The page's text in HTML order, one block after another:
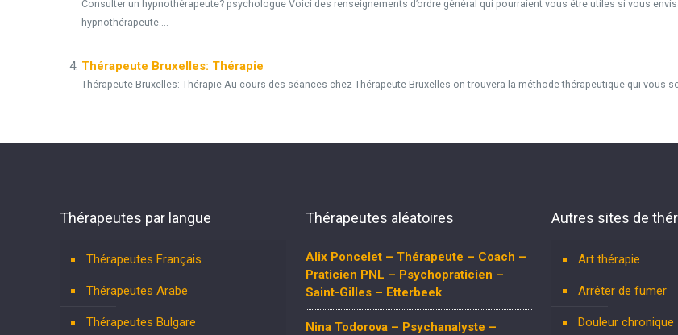
Consulter un hypnothérapeute? psychologue Voici des renseignements d’ordre général qui pourraient vous être utiles si vous
hypnothérapeute....
Thérapeute Bruxelles: Thérapie
Thérapeute Bruxelles: Thérapie Au cours des séances chez Thérapeute Bruxelles on trouvera la méthode thérapeutique qui vous
Thérapeutes par langue
Thérapeutes Français
Thérapeutes Arabe
Thérapeutes Bulgare
Thérapeutes aléatoires
Alix Poncelet – Thérapeute – Coach –
Praticien PNL – Psychopraticien –
Saint-Gilles – Etterbeek
Nina Todorova – Psychanalyste –
Autres sites de
Art thérapie
Arrêter de fumer
Douleur chronique